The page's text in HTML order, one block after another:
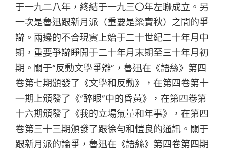
于一九二八年，終結于一九三〇年左聯成立。另
一次是魯迅跟新月派（重要是梁實秋）之間的爭
辯。兩邊的不合現實上始于二十世紀二十年月中
期，重要爭辯睜開于二十年月末期至三十年月初
期。關于“反動文學爭辯”，魯迅在《語絲》第四
卷第七期頒發了《文學和反動》，在第四卷第十
一期上頒發了《“醉眼”中的昏黃》，在第四卷第
十六期頒發了《我的立場氣量和年事》，在第四
卷第三十三期頒發了跟徐勻和愷良的通訊。關于
跟新月派的論爭，魯迅在《語絲》第四卷第四期